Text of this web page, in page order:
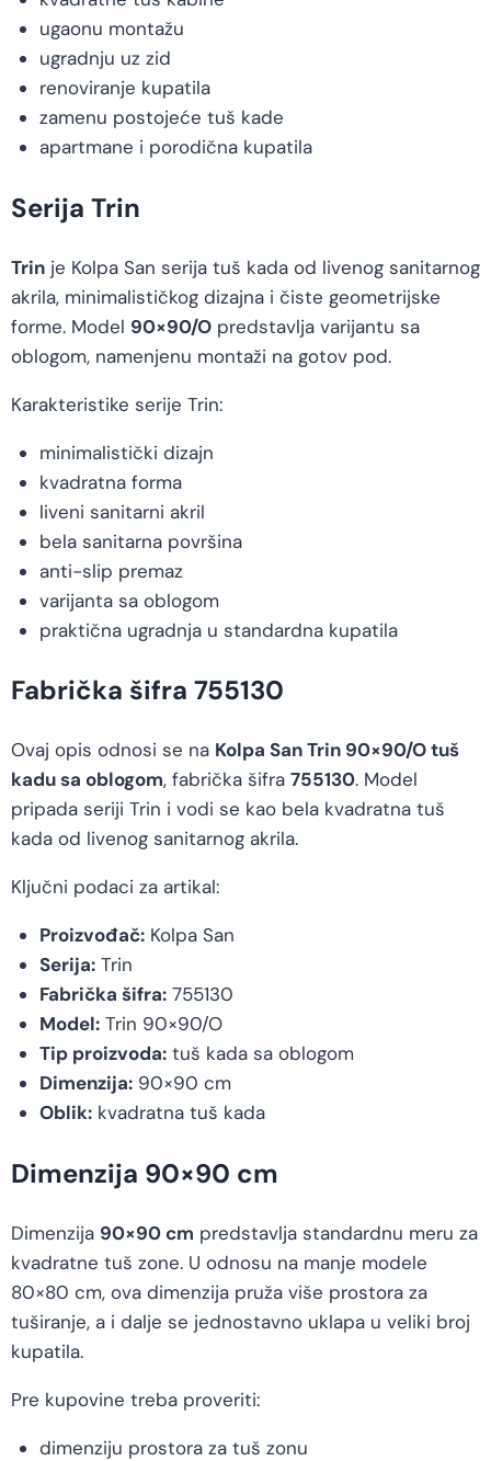
ugaonu montažu
ugradnju uz zid
renoviranje kupatila
zamenu postojeće tuš kade
apartmane i porodična kupatila
Serija Trin
Trin je Kolpa San serija tuš kada od livenog sanitarnog
akrila, minimalističkog dizajna i čiste geometrijske
forme. Model 90×90/O predstavlja varijantu sa
oblogom, namenjenu montaži na gotov pod.
Karakteristike serije Trin:
minimalistički dizajn
kvadratna forma
liveni sanitarni akril
bela sanitarna površina
anti-slip premaz
varijanta sa oblogom
praktična ugradnja u standardna kupatila
Fabrička šifra 755130
Ovaj opis odnosi se na Kolpa San Trin 90×90/O tuš
kadu sa oblogom, fabrička šifra 755130. Model
pripada seriji Trin i vodi se kao bela kvadratna tuš
kada od livenog sanitarnog akrila.
Ključni podaci za artikal:
Proizvođač:Kolpa San
Serija:Trin
Fabrička šifra:755130
Model:Trin 90×90/O
Tip proizvoda:tuš kada sa oblogom
Dimenzija:90×90 cm
Oblik:kvadratna tuš kada
Dimenzija 90×90 cm
Dimenzija 90×90 cm predstavlja standardnu meru za
kvadratne tuš zone. U odnosu na manje modele
80×80 cm, ova dimenzija pruža više prostora za
tuširanje, a i dalje se jednostavno uklapa u veliki broj
kupatila.
Pre kupovine treba proveriti:
dimenziju prostora za tuš zonu